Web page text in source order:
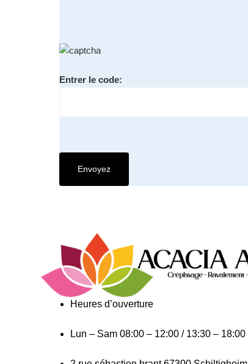
Entrer le code:
Heures d’ouverture​
Lun – Sam 08:00 – 12:00 / 13:30 – 18:00